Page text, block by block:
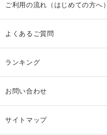
ご利用の流れ（はじめての方へ）
よくあるご質問
ランキング
お問い合わせ
サイトマップ